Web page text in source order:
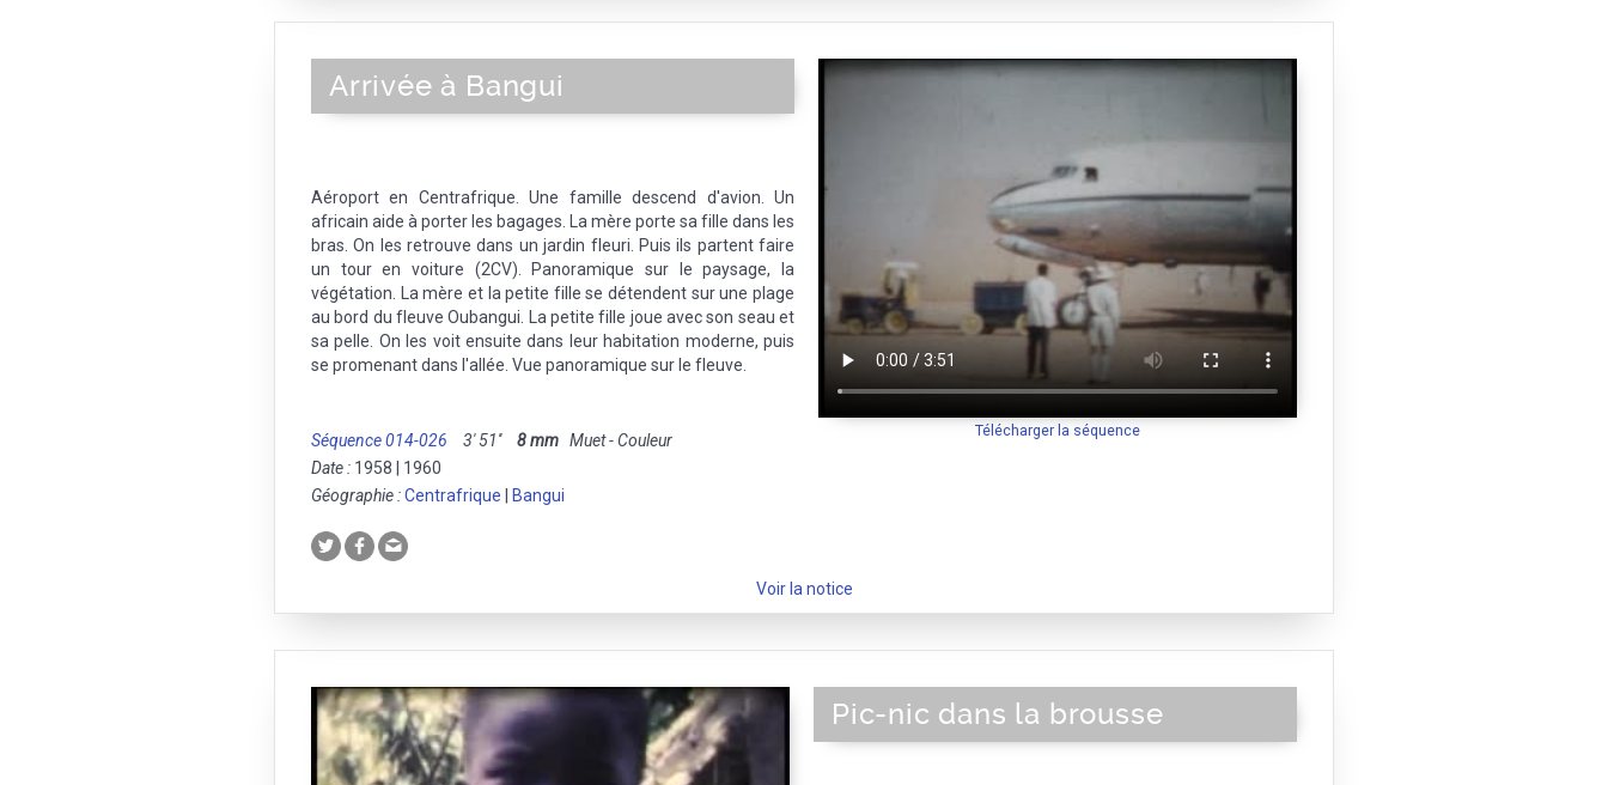
Télécharger la séquence
Arrivée à Bangui
Aéroport en Centrafrique. Une famille descend d'avion. Un
africain aide à porter les bagages. La mère porte sa fille dans les
bras. On les retrouve dans un jardin fleuri. Puis ils partent faire
un tour en voiture (2CV). Panoramique sur le paysage, la
végétation. La mère et la petite fille se détendent sur une plage
au bord du fleuve Oubangui. La petite fille joue avec son seau et
sa pelle. On les voit ensuite dans leur habitation moderne, puis
se promenant dans l'allée. Vue panoramique sur le fleuve.
Séquence 014-026 3' 51'' 8 mm Muet - Couleur
Date : 1958 | 1960
Géographie :Centrafrique Bangui
Voir la notice
Pic-nic dans la brousse